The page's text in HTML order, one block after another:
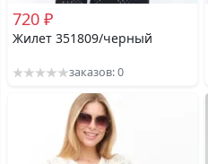
720 ₽
Жилет 351809/черный
заказов: 0